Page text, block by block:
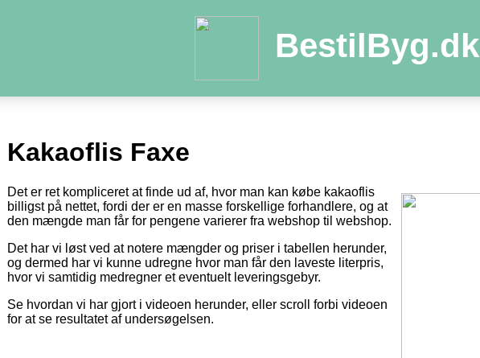
BestilByg.dk
Kakaoflis Faxe
Det er ret kompliceret at finde ud af, hvor man kan købe kakaoflis
billigst på nettet, fordi der er en masse forskellige forhandlere, og at
den mængde man får for pengene varierer fra webshop til webshop.
Det har vi løst ved at notere mængder og priser i tabellen herunder,
og dermed har vi kunne udregne hvor man får den laveste literpris,
hvor vi samtidig medregner et eventuelt leveringsgebyr.
Se hvordan vi har gjort i videoen herunder, eller scroll forbi videoen
for at se resultatet af undersøgelsen.